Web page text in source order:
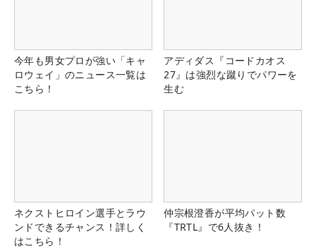
今年も男女プロが強い「キャ
ロウェイ」のニュース一覧は
こちら！
アディダス『コードカオス
27』は強烈な蹴りでパワーを
生む
ネクストヒロイン選手とラウ
ンドできるチャンス！詳しく
はこちら！
仲宗根澄香が平均パット数
『TRTL』で6人抜き！